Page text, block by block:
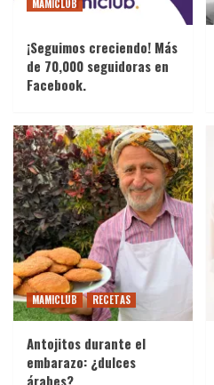
¡Descubre el
2
embarazo
3
ARTÍCULOS
Preparándonos
manejar tus
ARTÍCULOS
Anhelos y Antojos:
MAMICLUB
¡Seguimos creciendo! Más
de 70,000 seguidoras en
Facebook.
MAMICLUB RECETAS
Antojitos durante el
embarazo: ¿dulces
árabes?